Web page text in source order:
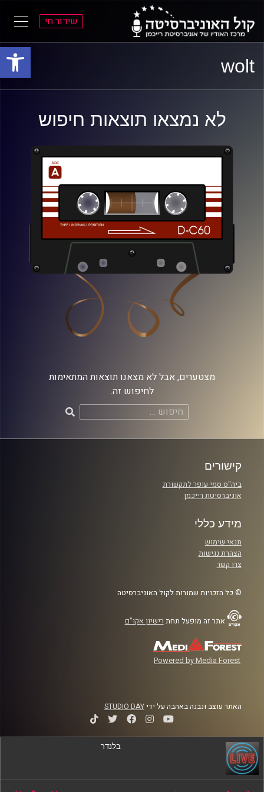
פתח
התפריט
הראשי
התוכן
הראשי
שידור חי
wolt
לא נמצאו תוצאות חיפוש
מצטערים, אבל לא מצאנו תוצאות המתאימות
לחיפוש זה.
חיפוש:
קישורים
ביה"ס סמי עופר לתקשורת
אוניברסיטת רייכמן
מידע כללי
תנאי שימוש
הצהרת נגישות
צרו קשר
© כל הזכויות שמורות לקול האוניברסיטה
אתר זה מופעל תחת רישיון אקו"ם
Powered by Media Forest
האתר עוצב ונבנה באהבה על ידיSTUDIO DAY
בלנדר